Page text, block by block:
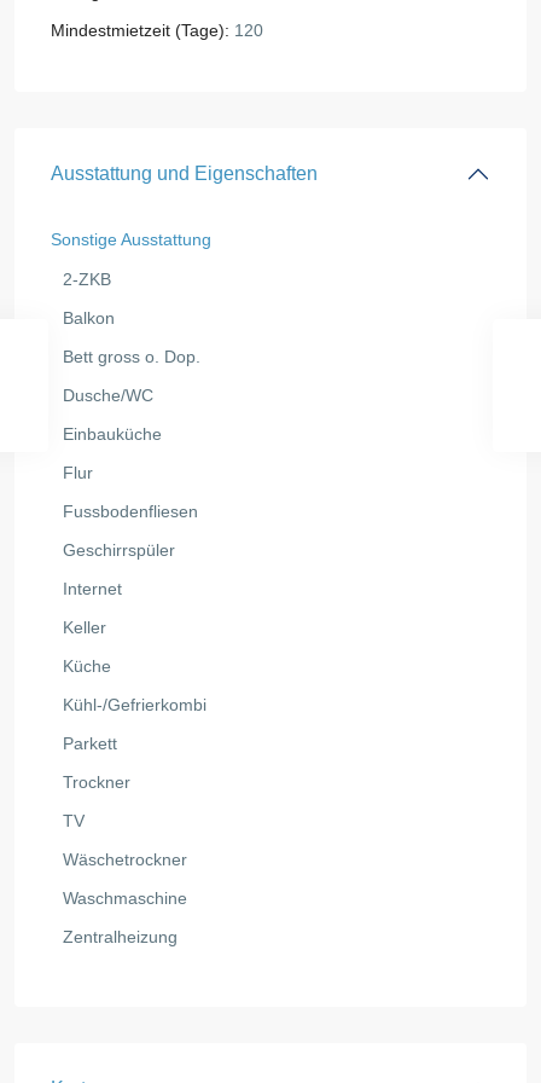
Mindestmietzeit (Tage): 120
Ausstattung und Eigenschaften
Sonstige Ausstattung
2-ZKB
Balkon
Bett gross o. Dop.
Dusche/WC
Einbauküche
Flur
Fussbodenfliesen
Geschirrspüler
Internet
Keller
Küche
Kühl-/Gefrierkombi
Parkett
Trockner
TV
Wäschetrockner
Waschmaschine
Zentralheizung